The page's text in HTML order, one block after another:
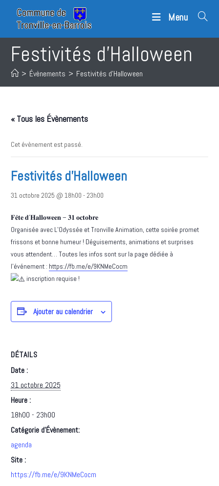
content
Menu
Festivités d’Halloween
> Évènements > Festivités d’Halloween
« Tous les Évènements
Cet évènement est passé.
Festivités d’Halloween
31 octobre 2025 @ 18h00 -23h00
𝐅𝐞̂𝐭𝐞 𝐝’𝐇𝐚𝐥𝐥𝐨𝐰𝐞𝐞𝐧 – 𝟑𝟏 𝐨𝐜𝐭𝐨𝐛𝐫𝐞
Organisée avec L’Odyssée et Tronville Animation, cette soirée promet
frissons et bonne humeur ! Déguisements, animations et surprises
vous attendent… Toutes les infos sont sur la page dédiée à
l’événement : https://fb.me/e/9KNMeCocm
inscription requise !
Ajouter au calendrier
DÉTAILS
Date :
31 octobre 2025
Heure :
18h00 - 23h00
Catégorie d’Évènement:
agenda
Site :
https://fb.me/e/9KNMeCocm